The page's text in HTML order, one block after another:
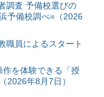
調査 予備校選びの
予備校調べ=（2026
職員によるスタート
を体験できる「授
2026年8月7日）